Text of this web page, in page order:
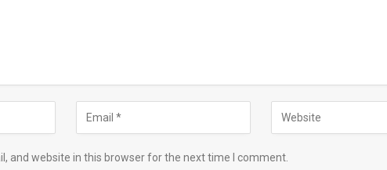
and website in this browser for the next time I comment.